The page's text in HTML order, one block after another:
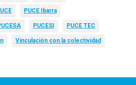
PUCE Ibarra
PUCESI PUCE TEC
Vinculación con la colectividad